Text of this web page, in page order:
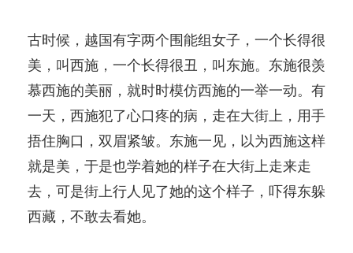
古时候，越国有字两个围能组女子，一个长得很
美，叫西施，一个长得很丑，叫东施。东施很羡
慕西施的美丽，就时时模仿西施的一举一动。有
一天，西施犯了心口疼的病，走在大街上，用手
捂住胸口，双眉紧皱。东施一见，以为西施这样
就是美，于是也学着她的样子在大街上走来走
去，可是街上行人见了她的这个样子，吓得东躲
西藏，不敢去看她。